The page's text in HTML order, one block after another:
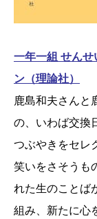
一年一組 せん
ン（理論社）
鹿島和夫さんと
の、いわば交換
つぶやきをセレ
笑いをさそうも
れた生のことば
組み、新たに心